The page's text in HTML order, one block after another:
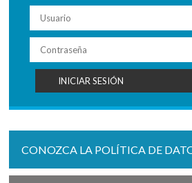
CONOZCA LA POLÍTICA DE